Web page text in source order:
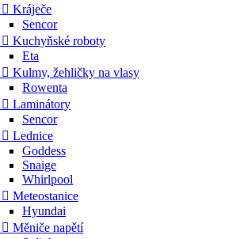
 Kráječe
Sencor
 Kuchyňské roboty
Eta
 Kulmy, žehličky na vlasy
Rowenta
 Laminátory
Sencor
 Lednice
Goddess
Snaige
Whirlpool
 Meteostanice
Hyundai
 Měniče napětí